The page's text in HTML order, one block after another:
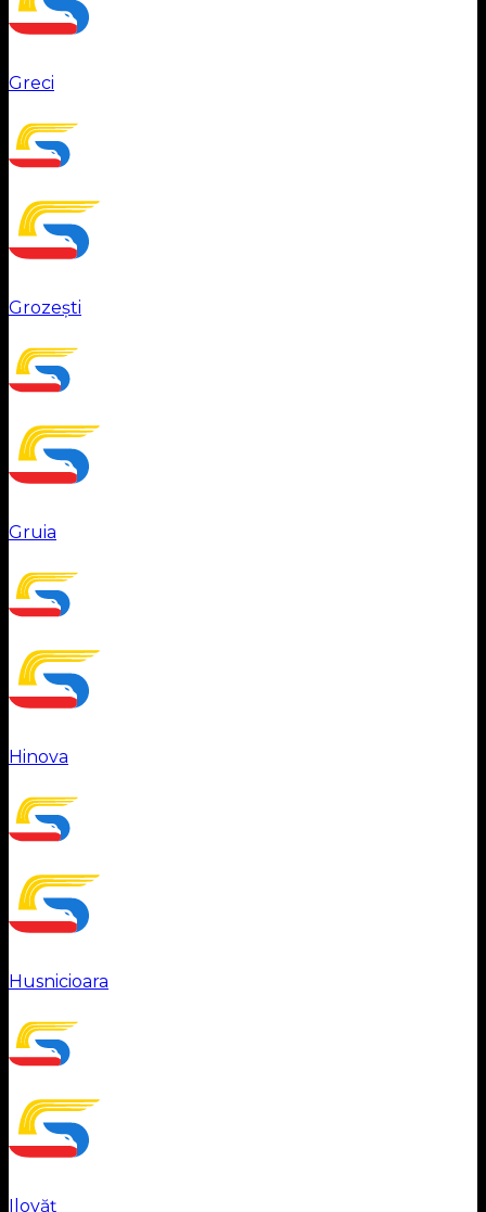
Greci
Grozești
Gruia
Hinova
Husnicioara
Ilovăț